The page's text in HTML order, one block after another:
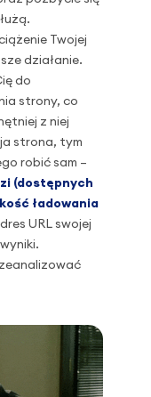
Twojej
działanie.
do
strony, co
z niej
strona, tym
robić sam –
(dostępnych
ładowania
URL swojej